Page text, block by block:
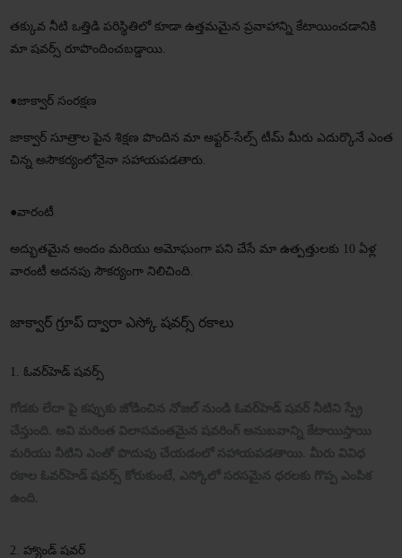
తక్కువ నీటి ఒత్తిడి పరిస్థితిలో కూడా ఉత్తమమైన ప్రవాహాన్ని కేటాయించడానికి
మా షవర్స్ రూపొందించబడ్డాయి.
●జాక్వార్ సంరక్షణ
జాక్వార్ సూత్రాల పైన శిక్షణ పొందిన మా ఆఫ్టర్-సేల్స్ టీమ్ మీరు ఎదుర్కొనే ఎంత
చిన్న అసౌకర్యంలోనైనా సహాయపడతారు.
●వారంటీ
అద్భుతమైన అందం మరియు అమోఘంగా పని చేసే మా ఉత్పత్తులకు 10 ఏళ్ల
వారంటీ అదనపు సౌకర్యంగా నిలిచింది.
జాక్వార్ గ్రూప్ ద్వారా ఎస్కో షవర్స్ రకాలు
1. ఓవర్‌హెడ్ షవర్స్
2. హ్యాండ్ షవర్